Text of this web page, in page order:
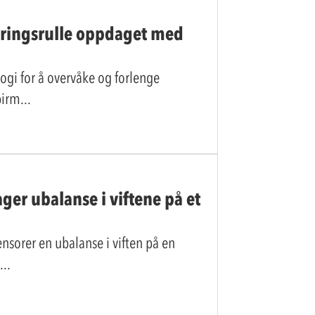
oppdaget med
for å overvåke og forlenge
ubalanse i viftene på et
en ubalanse i viften på en